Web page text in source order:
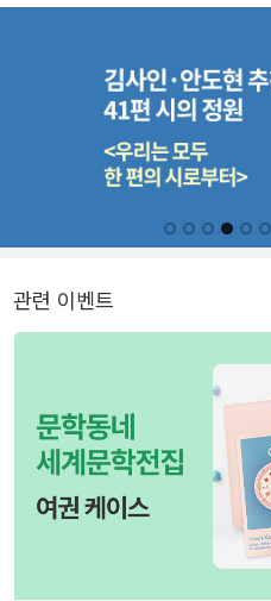
관련 이벤트